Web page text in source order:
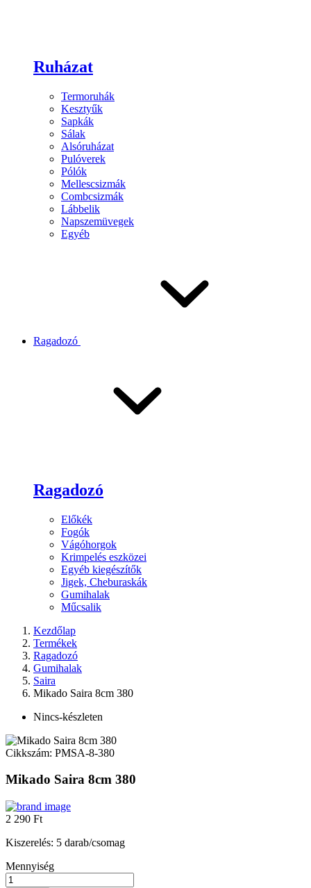
Ruházat
Termoruhák
Kesztyűk
Sapkák
Sálak
Alsóruházat
Pulóverek
Pólók
Mellescsizmák
Combcsizmák
Lábbelik
Napszemüvegek
Egyéb
Ragadozó
Ragadozó
Előkék
Fogók
Vágóhorgok
Krimpelés eszközei
Egyéb kiegészítők
Jigek, Cheburaskák
Gumihalak
Műcsalik
Kezdőlap
Termékek
Ragadozó
Gumihalak
Saira
Mikado Saira 8cm 380
Nincs-készleten
Cikkszám: PMSA-8-380
Mikado Saira 8cm 380
2 290 Ft
Kiszerelés: 5 darab/csomag
Mennyiség